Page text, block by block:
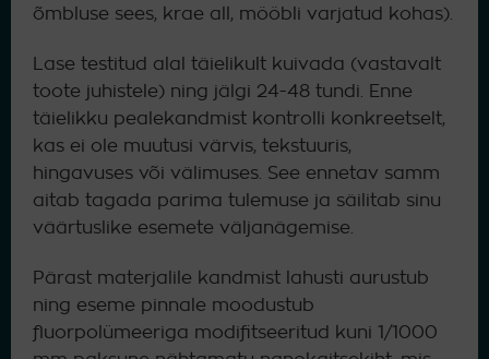
õmbluse sees, krae all, mööbli varjatud kohas).
Lase testitud alal täielikult kuivada (vastavalt
toote juhistele) ning jälgi 24-48 tundi. Enne
täielikku pealekandmist kontrolli konkreetselt,
kas ei ole muutusi värvis, tekstuuris,
hingavuses või välimuses. See ennetav samm
aitab tagada parima tulemuse ja säilitab sinu
väärtuslike esemete väljanägemise.
Pärast materjalile kandmist lahusti aurustub
ning eseme pinnale moodustub
fluorpolümeeriga modifitseeritud kuni 1/1000